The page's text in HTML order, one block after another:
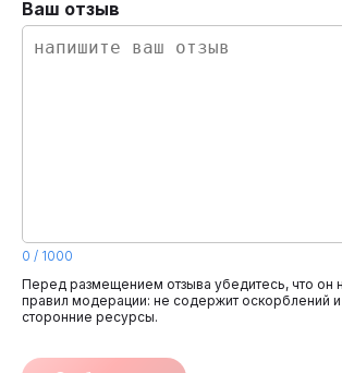
Ваш отзыв
0 / 1000
Перед размещением отзыва убедитесь, что он
правил модерации: не содержит оскорблений
сторонние ресурсы.